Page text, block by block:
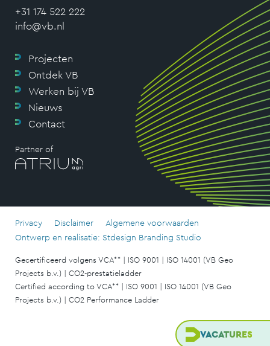
VACATURES
+31 174 522 222
info@vb.nl
Projecten
Ontdek VB
Werken bij VB
Nieuws
Contact
Partner of
Privacy Disclaimer
Algemene voorwaarden
Ontwerp en realisatie: Stdesign Branding Studio
Gecertificeerd volgens VCA** | ISO 9001 | ISO 14001 (VB Geo
Projects b.v.) | CO2-prestatieladder
Certified according to VCA** | ISO 9001 | ISO 14001 (VB Geo
Projects b.v.) | CO2 Performance Ladder